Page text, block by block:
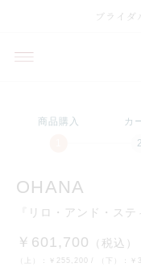
ブライダ
商品購入 カ
OHANA
『リロ・アンド・ステ
￥601,700 （税込）
（上）： ￥255,200 / （下）： ￥
選択中
刻印の入力に関する注意